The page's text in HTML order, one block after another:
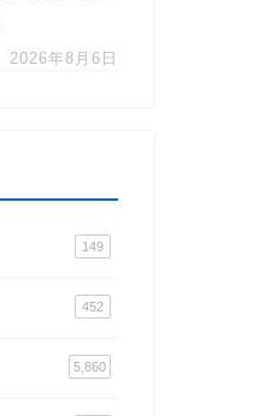
2026年8月6日
149
452
5,860